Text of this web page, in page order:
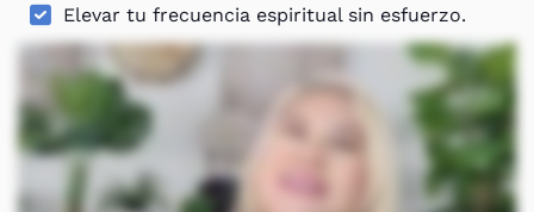
Elevar tu frecuencia espiritual sin esfuerzo.